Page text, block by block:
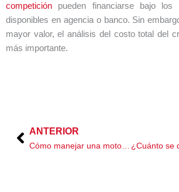
competición pueden financiarse bajo los
disponibles en agencia o banco. Sin
mayor valor, el análisis del costo total del
más importante.
Prev
ANTERIOR